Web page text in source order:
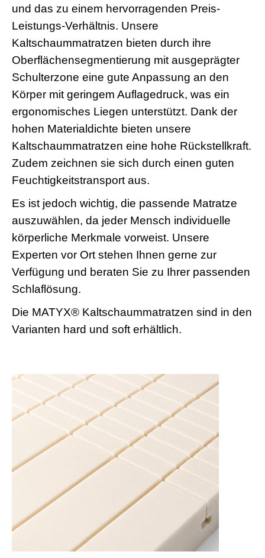
und das zu einem hervorragenden Preis-
Leistungs-Verhältnis. Unsere
Kaltschaummatratzen bieten durch ihre
Oberflächensegmentierung mit ausgeprägter
Schulterzone eine gute Anpassung an den
Körper mit geringem Auflagedruck, was ein
ergonomisches Liegen unterstützt. Dank der
hohen Materialdichte bieten unsere
Kaltschaummatratzen eine hohe Rückstellkraft.
Zudem zeichnen sie sich durch einen guten
Feuchtigkeitstransport aus.
Es ist jedoch wichtig, die passende Matratze
auszuwählen, da jeder Mensch individuelle
körperliche Merkmale vorweist. Unsere
Experten vor Ort stehen Ihnen gerne zur
Verfügung und beraten Sie zu Ihrer passenden
Schlaflösung.
Die MATYX® Kaltschaummatratzen sind in den
Varianten hard und soft erhältlich.